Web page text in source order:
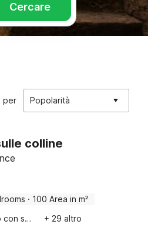
Cercare
per Popolarità
colline
· 100 Area in m²
Lettino con sponde
+ 29 altro